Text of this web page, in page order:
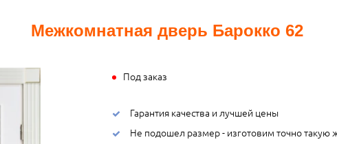
Межкомнатная дверь Барокко 62
Под заказ
Гарантия качества и лучшей цены
Не подошел размер - изготовим точно